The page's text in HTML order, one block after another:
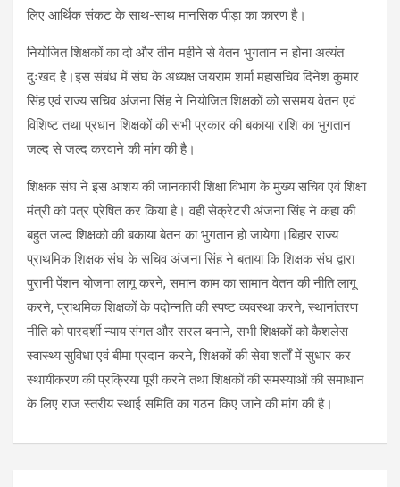
लिए आर्थिक संकट के साथ-साथ मानसिक पीड़ा का कारण है।
नियोजित शिक्षकों का दो और तीन महीने से वेतन भुगतान न होना अत्यंत
दुःखद है।इस संबंध में संघ के अध्यक्ष जयराम शर्मा महासचिव दिनेश कुमार
सिंह एवं राज्य सचिव अंजना सिंह ने नियोजित शिक्षकों को ससमय वेतन एवं
विशिष्ट तथा प्रधान शिक्षकों की सभी प्रकार की बकाया राशि का भुगतान
जल्द से जल्द करवाने की मांग की है।
शिक्षक संघ ने इस आशय की जानकारी शिक्षा विभाग के मुख्य सचिव एवं शिक्षा
मंत्री को पत्र प्रेषित कर किया है। वही सेक्रेटरी अंजना सिंह ने कहा की
बहुत जल्द शिक्षको की बकाया बेतन का भुगतान हो जायेगा।बिहार राज्य
प्राथमिक शिक्षक संघ के सचिव अंजना सिंह ने बताया कि शिक्षक संघ द्वारा
पुरानी पेंशन योजना लागू करने, समान काम का सामान वेतन की नीति लागू
करने, प्राथमिक शिक्षकों के पदोन्नति की स्पष्ट व्यवस्था करने, स्थानांतरण
नीति को पारदर्शी न्याय संगत और सरल बनाने, सभी शिक्षकों को कैशलेस
स्वास्थ्य सुविधा एवं बीमा प्रदान करने, शिक्षकों की सेवा शर्तों में सुधार कर
स्थायीकरण की प्रक्रिया पूरी करने तथा शिक्षकों की समस्याओं की समाधान
के लिए राज स्तरीय स्थाई समिति का गठन किए जाने की मांग की है।